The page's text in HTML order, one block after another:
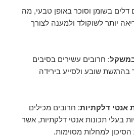
דלים בשומן וסוכר באופן טבעי, מה
יותר לשוקולד ולמענה לצורך
במשקל: חרובים עשירים בסיבים
בהרגשת שובע ולסייע בירידה
אנטי דלקתיות: חרובים מכילים
בעלי תכונות אנטי דלקתיות, אשר
למחלות מסוימות.